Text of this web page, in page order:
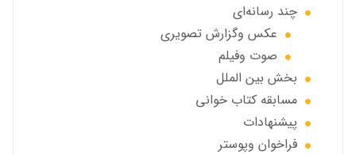
چند رسانه‌ای
عکس وگزارش تصویری
صوت وفيلم
بخش بين الملل
مسابقه کتاب خوانی
پیشنهادات
فراخوان‌ وپوستر